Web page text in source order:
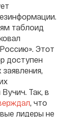
таблоид
Этот
доступен
Так, в
, что
лидеры не